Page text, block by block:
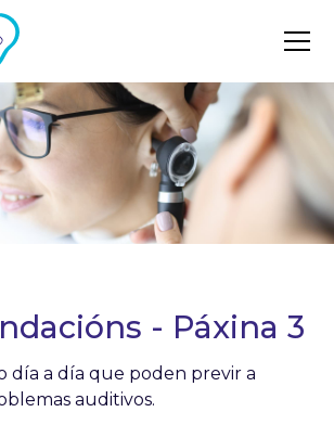
- Páxina 3
día a día que poden previr a
auditivos.